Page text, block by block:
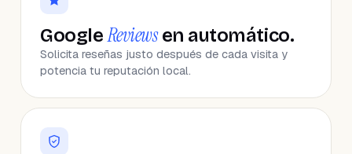
GoogleReviewsen automático.
Solicita reseñas justo después de cada visita y
potencia tu reputación local.